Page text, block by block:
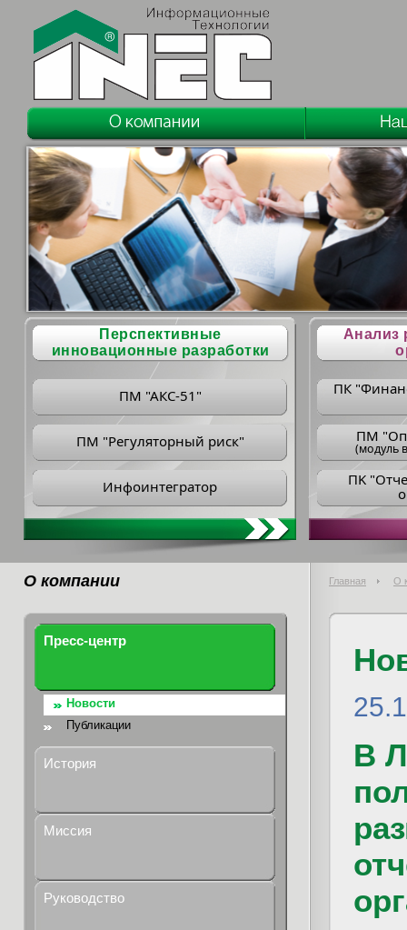
Перспективные
инновационные разработки
ПМ "АКС-51"
ПМ "Регуляторный риск"
Инфоинтегратор
Анализ
ПК
ПM
(модуль
ПK
О компании Главная О
Пресс-центр
Новости
Публикации
История
Миссия
Руководство
В